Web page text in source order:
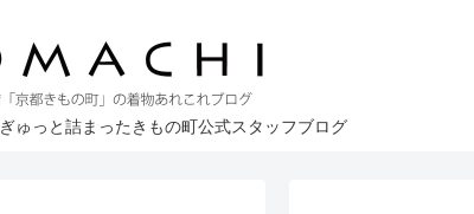
ゅっと詰まったきもの町公式スタッフブログ